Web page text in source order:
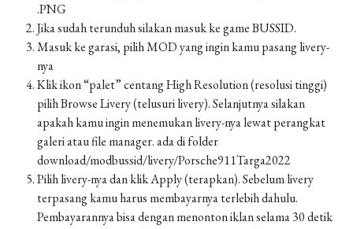
.PNG
Jika sudah terunduh silakan masuk ke game BUSSID.
Masuk ke garasi, pilih MOD yang ingin kamu pasang livery-
nya
Klik ikon “palet” centang High Resolution (resolusi tinggi)
pilih Browse Livery (telusuri livery). Selanjutnya silakan
apakah kamu ingin menemukan livery-nya lewat perangkat
galeri atau file manager. ada di folder
download/modbussid/livery/Porsche911Targa2022
Pilih livery-nya dan klik Apply (terapkan). Sebelum livery
terpasang kamu harus membayarnya terlebih dahulu.
Pembayarannya bisa dengan menonton iklan selama 30 detik